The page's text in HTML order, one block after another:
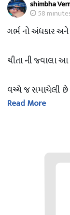
shimbha
58
ગર્ભ નો અંધકાર અને
ચીતા ની જ્વાલા
વચ્ચે જ સમાયેલી છે
મૃગજળ માં સંબંધો
આટલું સરસ મને
એમની આ રચના છે.
Read More